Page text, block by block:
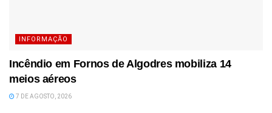
INFORMAÇÃO
Incêndio em Fornos de Algodres mobiliza 14
meios aéreos
7 DE AGOSTO, 2026